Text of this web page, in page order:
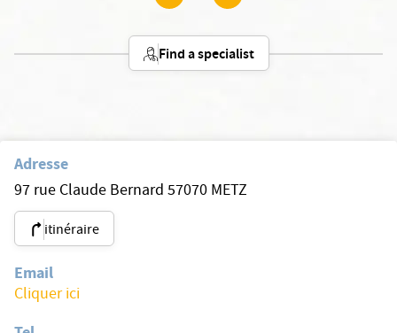
Find a specialist
Adresse
97 rue Claude Bernard 57070 METZ
itinéraire
Email
Cliquer ici